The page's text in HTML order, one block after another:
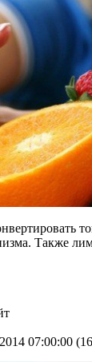
Также
07:00:00 (